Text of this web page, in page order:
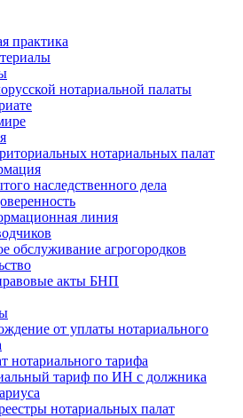
практика
нотариальной палаты
нотариальных палат
наследственного дела
линия
обслуживание агрогородков
акты БНП
от уплаты нотариального
нотариального тарифа
тариф по ИН с должника
нотариальных палат